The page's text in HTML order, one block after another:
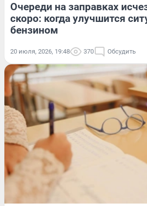
Очереди на заправках
скоро: когда улучшится
бензином
20 июля, 2026, 19:48 370 Обсудить